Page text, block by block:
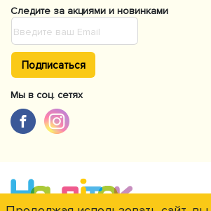
Следите за акциями и новинками
Подписаться
Мы в соц. сетях